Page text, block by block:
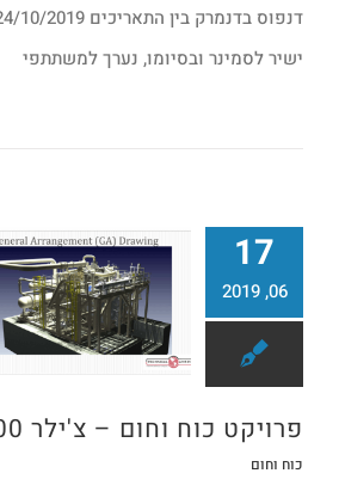
ישיר לסמינר ובסיומו, נערך למשתתפי
17
06, 2019
פרויקט כוח וחום – צ'ילר 1800 טון קירור
כוח וחום